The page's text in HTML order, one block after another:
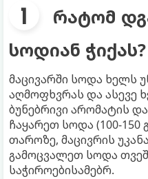
რატომ
სოდიან ჭიქას?
მაცივარში სოდა ხელს
აღმოფხვრას და ასევე
ბუნებრივი არომატის
ჩაყარეთ სოდა (100-150
თაროზე, მაცივრის
გამოცვალეთ სოდა
საჭიროებისამებრ.